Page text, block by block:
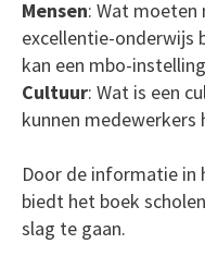
Mensen: Wat
excellentie-onderwijs
kan een mbo-
Cultuur: Wat is een
kunnen medewerkers
Door de informatie in
biedt het boek
slag te gaan.